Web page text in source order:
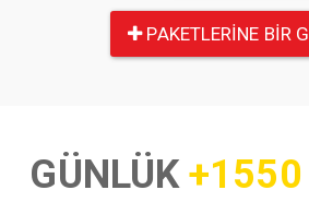
PAKETLERINE BIR
GÜNLÜK+1550